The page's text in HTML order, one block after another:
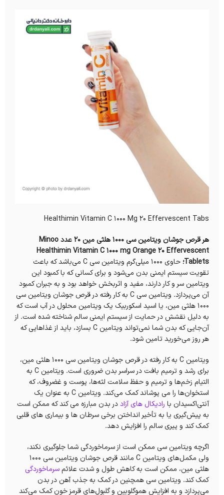
Healthimin Vitamin C 1000 Mg 20 Effervescent Tabs
هر قرص جوشان ویتامین سی 1000 هلثی مین 20 عدد Minoo
Healthimin Vitamin C 1000 mg Orange 20 Effervescent
Tablets؛
حاوی ۱۰۰۰ میلی‌گرم ویتامین سی C می‌باشد که باعث‌
تقویت سیستم ایمنی بدن می‌شود و برای کسانی که با کمبود این
ویتامین سر و کار دارند، مفید و اثربخش خواهد بود و به جبران کمبود
آن می‌پردازد. ویتامین سی C به کار رفته در قرص جوشان ویتامین سی
1000 هلثی مین، یا اسید اسکوربیک یک ویتامین محلول در آب است که
به دلیل نقشش در حمایت از سیستم ایمنی سالم شناخته شده است. از
آن‌جایی که بدن شما نمی‌تواند ویتامین C بسازد، باید از غذاهایی که
هر روز می‌خورید تامین شود.
ویتامین C به کار رفته در قرص جوشان ویتامین سی 1000 هلثی مین،
برای رشد و ترمیم بافت در سراسر بدن ضروری است. ویتامین C به
التیام زخم‌ها و ترمیم و حفظ سلامت لثه‌ها، پوست و غضروف، که
استخوان‌ها را می پوشاند کمک می‌کند. ویتامین C به عنوان یک
آنتی‌اکسیدان با رادیکال های آزاددر بدن مبارزه می کند که ممکن است
به پیش‌گیری‌ یا به تأخیر انداختن برخی سرطان ها و بیماری های قلبی
کمک کند و پیری سالم را افزایش دهد.
اگرچه ویتامین سی ممکن است از سرماخوردگی شما جلوگیری نکند،
ولی مکمل‌های ویتامین C مانند قرص جوشان ویتامین سی 1000
هلثی مین، ممکن است به کاهش طول و شدت علائمسرماخوردگی
کمک کند. ویتامین‌ سی همچنین در کمک به جذب آهن در بدن
می‌پردازد و به افزایش هموگلوبین و گلبول‌های قرمز خون کمک می‌کند